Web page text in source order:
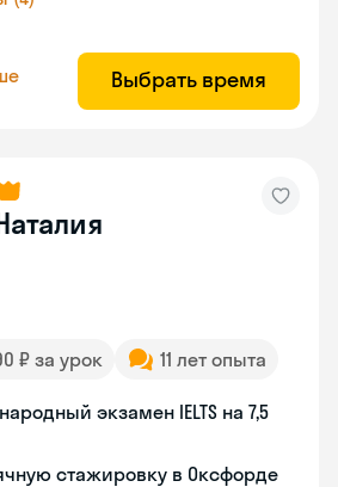
Выбрать время
₽ за урок 11 лет опыта
экзамен IELTS на 7,5
стажировку в Оксфорде